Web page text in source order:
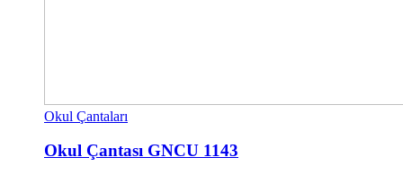
Okul Çantaları
Okul Çantası GNCU 1143